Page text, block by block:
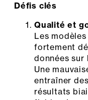
Défis clés
Qualité et
Les
fortement
données sur
Une
entraîner
résultats